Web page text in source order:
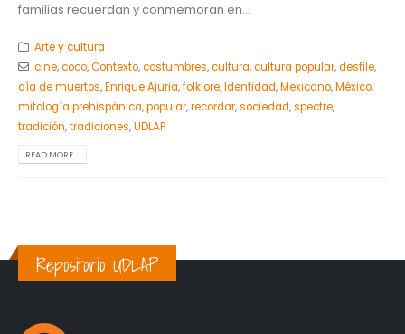
familias recuerdan y conmemoran en...
Arte y cultura
cine,coco,Contexto,costumbres,cultura,cultura popular,desfile,
día de muertos,Enrique Ajuria,folklore,Identidad,Mexicano,México,
mitología prehispánica,popular,recordar,sociedad,spectre,
tradición,tradiciones,UDLAP
READ MORE...
Repositorio UDLAP